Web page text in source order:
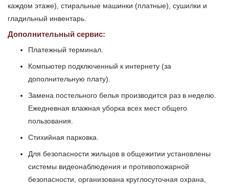
каждом этаже), стиральные машинки (платные), сушилки и
гладильный инвентарь.
Дополнительный сервис:
Платежный терминал.
Компьютер подключенный к интернету (за
дополнительную плату).
Замена постельного белья производится раз в неделю.
Ежедневная влажная уборка всех мест общего
пользования.
Стихийная парковка.
Для безопасности жильцов в общежитии установлены
системы видеонаблюдения и противопожарной
безопасности, организована круглосуточная охрана,